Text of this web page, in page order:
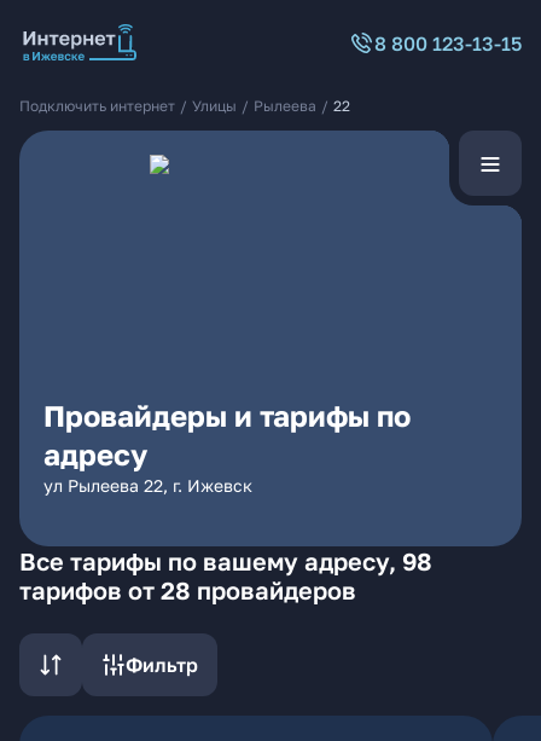
8 800 123-13-15
Подключить интернет / Улицы / Рылеева / 22
Провайдеры и тарифы по
адресу
ул Рылеева 22, г. Ижевск
Все тарифы по вашему адресу, 98
тарифов от 28 провайдеров
Фильтр